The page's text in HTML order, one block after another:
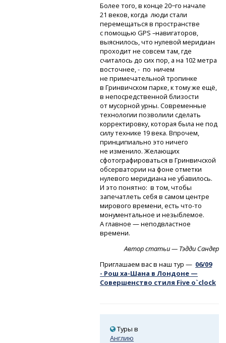
Более того, в конце 20−го начале
21 веков, когда люди стали
перемещаться в пространстве
с помощью GPS –навигаторов,
выяснилось, что нулевой меридиан
проходит не совсем там, где
считалось до сих пор, а на 102 метра
восточнее, - по ничем
не примечательной тропинке
в Гринвичском парке, к тому же ещё,
в непосредственной близости
от мусорной урны. Современные
технологии позволили сделать
корректировку, которая была не под
силу технике 19 века. Впрочем,
принципиально это ничего
не изменило. Желающих
сфотографироваться в Гринвичской
обсерватории на фоне отметки
нулевого меридиана не убавилось.
И это понятно: в том, чтобы
запечатлеть себя в самом центре
мирового времени, естьчто-то
монументальное и незыблемое.
А главное — неподвластное
времени.
Автор статьи — Тэдди Сандер
Приглашаем вас в наш тур — 06/09
- Рошха-Шана в Лондоне —
Совершенство стиля Five o`clock
Туры в
Англию